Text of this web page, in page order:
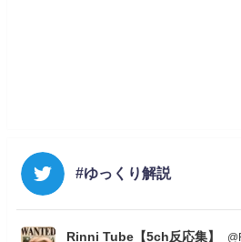
#ゆっくり解説
Rinni Tube【5ch反応集】